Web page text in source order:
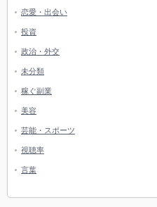
恋愛・出会い
投資
政治・外交
未分類
稼ぐ副業
美容
芸能・スポーツ
視聴率
言葉